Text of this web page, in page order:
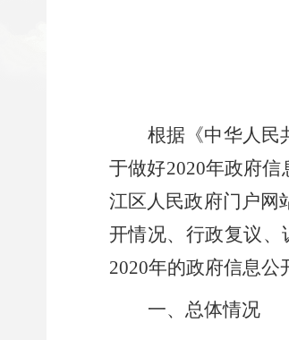
根据《中华人民
于做好2020年政府信
江区人民政府门户网
开情况、行政复议、
2020年的政府信息公
一、总体情况